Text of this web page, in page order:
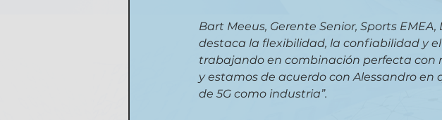
Bart Meeus, Gerente Senior, Sports
destaca la flexibilidad, la confiabilidad y
trabajando en combinación perfecta con
y estamos de acuerdo con Alessandro
de 5G como industria”.